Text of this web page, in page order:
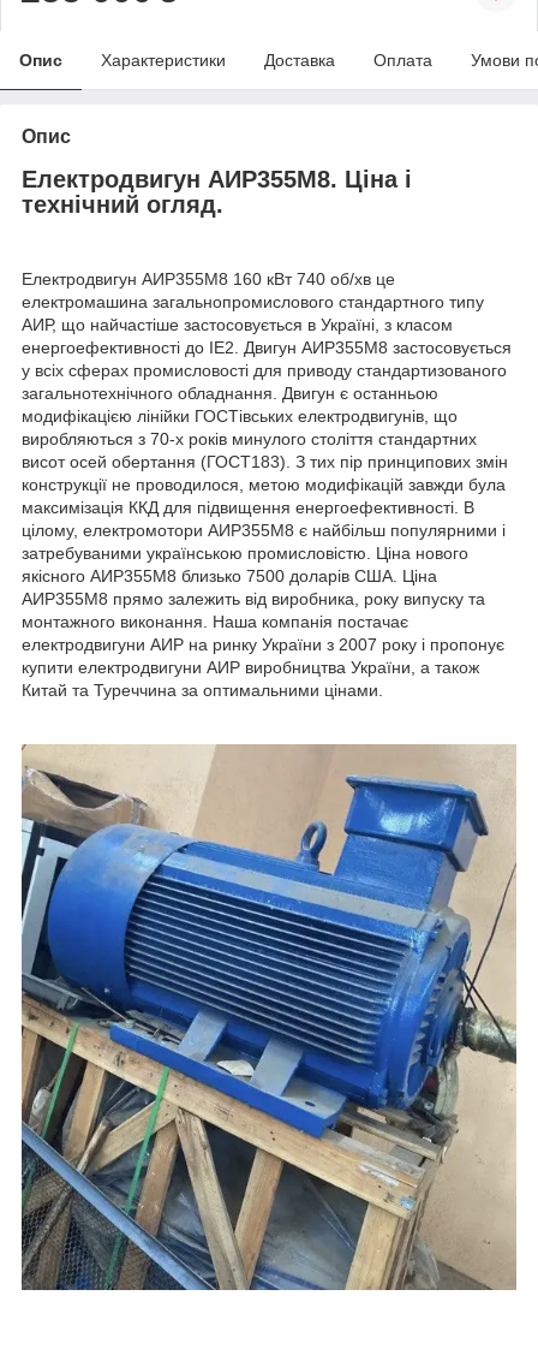
Опис Характеристики Доставка Оплата Умови
Опис
Електродвигун АИР355M8. Ціна і
технічний огляд.
Електродвигун АИР355M8 160 кВт 740 об/хв це
електромашина загальнопромислового стандартного типу
АИР, що найчастіше застосовується в Україні, з класом
енергоефективності до IE2. Двигун АИР355M8 застосовується
у всіх сферах промисловості для приводу стандартизованого
загальнотехнічного обладнання. Двигун є останньою
модифікацією лінійки ГОСТівських електродвигунів, що
виробляються з 70-х років минулого століття стандартних
висот осей обертання (ГОСТ183). З тих пір принципових змін
конструкції не проводилося, метою модифікацій завжди була
максимізація ККД для підвищення енергоефективності. В
цілому, електромотори АИР355M8 є найбільш популярними і
затребуваними українською промисловістю. Ціна нового
якісного АИР355M8 близько 7500 доларів США. Ціна
АИР355M8 прямо залежить від виробника, року випуску та
монтажного виконання. Наша компанія постачає
електродвигуни АИР на ринку України з 2007 року і пропонує
купити електродвигуни АИР виробництва України, а також
Китай та Туреччина за оптимальними цінами.